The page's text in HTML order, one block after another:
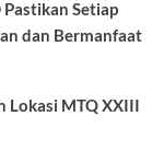
Setiap
dan Bermanfaat
Lokasi MTQ XXIII